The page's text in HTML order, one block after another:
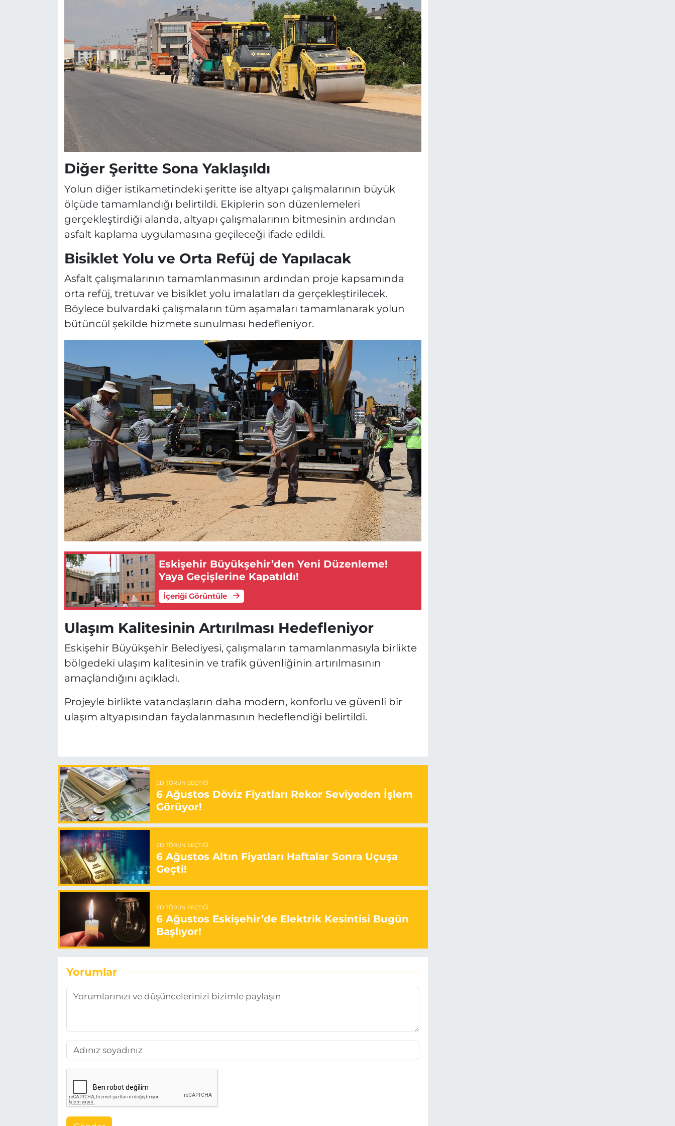
Diğer Şeritte Sona Yaklaşıldı
Yolun diğer istikametindeki şeritte ise altyapı çalışmalarının büyük
ölçüde tamamlandığı belirtildi. Ekiplerin son düzenlemeleri
gerçekleştirdiği alanda, altyapı çalışmalarının bitmesinin ardından
asfalt kaplama uygulamasına geçileceği ifade edildi.
Bisiklet Yolu ve Orta Refüj de Yapılacak
Asfalt çalışmalarının tamamlanmasının ardından proje kapsamında
orta refüj, tretuvar ve bisiklet yolu imalatları da gerçekleştirilecek.
Böylece bulvardaki çalışmaların tüm aşamaları tamamlanarak yolun
bütüncül şekilde hizmete sunulması hedefleniyor.
Eskişehir Büyükşehir’den Yeni Düzenleme!
Yaya Geçişlerine Kapatıldı!
İçeriği Görüntüle
Ulaşım Kalitesinin Artırılması Hedefleniyor
Eskişehir Büyükşehir Belediyesi, çalışmaların tamamlanmasıyla birlikte
bölgedeki ulaşım kalitesinin ve trafik güvenliğinin artırılmasının
amaçlandığını açıkladı.
Projeyle birlikte vatandaşların daha modern, konforlu ve güvenli bir
ulaşım altyapısından faydalanmasının hedeflendiği belirtildi.
EDITÖRÜN SEÇTIĞI
6 Ağustos Döviz Fiyatları Rekor Seviyeden İşlem
Görüyor!
EDITÖRÜN SEÇTIĞI
6 Ağustos Altın Fiyatları Haftalar Sonra Uçuşa
Geçti!
EDITÖRÜN SEÇTIĞI
6 Ağustos Eskişehir’de Elektrik Kesintisi Bugün
Başlıyor!
Yorumlar